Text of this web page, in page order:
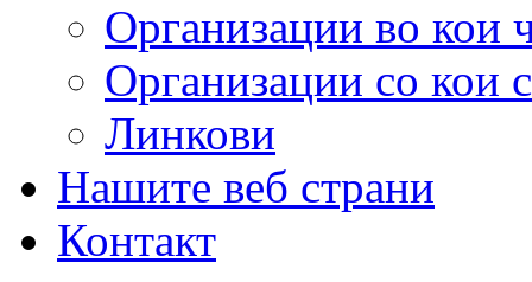
Организации во кои
Организации со кои
Линкови
Нашите веб страни
Контакт